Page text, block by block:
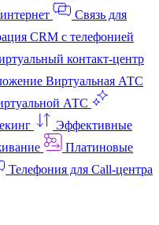
Связь для
CRM с телефонией
контакт‑центр
Виртуальная АТС
АТС
Эффективные
Платиновые
Телефония для Call-центра